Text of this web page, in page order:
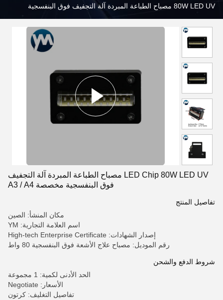
80W LED UV مصباح الطباعة المبردة آلة التجفيف فوق البنفسجية
LED Chip 80W LED UV مصباح الطباعة المبردة آلة التجفيف
فوق البنفسجية مخصصة A3 / A4
تفاصيل المنتج
مكان المنشأ: الصين
اسم العلامة التجارية: YM
إصدار الشهادات: High-tech Enterprise Certificate
رقم الموديل: مصباح علاج الأشعة فوق البنفسجية 80 واط
شروط الدفع والشحن
الحد الأدنى لكمية: 1 مجموعة
الأسعار: Negotiate
تفاصيل التغليف: كرتون